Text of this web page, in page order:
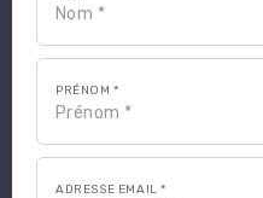
PRÉNOM *
ADRESSE EMAIL *